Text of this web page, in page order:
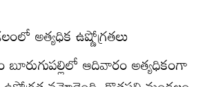
అత్యధిక ఉష్ణోగ్రతలు
ఆదివారం అత్యధికంగా